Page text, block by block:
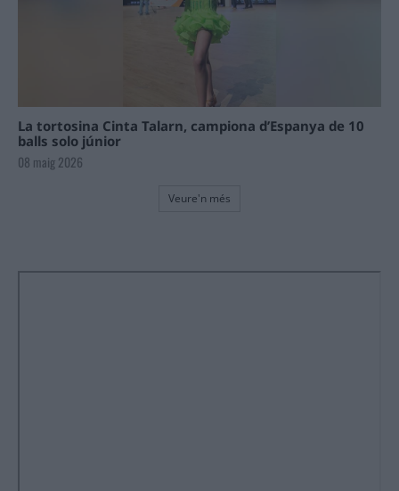
La tortosina Cinta Talarn, campiona d’Espanya de 10
balls solo júnior
08 maig 2026
Veure'n més